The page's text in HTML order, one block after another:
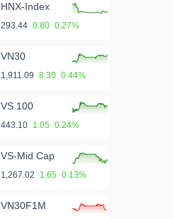
HNX-Index
293.44 0.80 0.27%
VN30
1,911.09 8.30 0.44%
VS 100
443.10 1.05 0.24%
VS-Mid Cap
1,267.02 1.65 0.13%
VN30F1M